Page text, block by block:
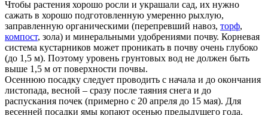
Чтобы растения хорошо росли и украшали сад, их нужно
сажать в хорошо подготовленную умеренно рыхлую,
заправленную органическими (перепревший навоз, торф,
компост, зола) и минеральными удобрениями почву. Корневая
система кустарников может проникать в почву очень глубоко
(до 1,5 м). Поэтому уровень грунтовых вод не должен быть
выше 1,5 м от поверхности почвы.
Осеннюю посадку следует проводить с начала и до окончания
листопада, весной – сразу после таяния снега и до
распускания почек (примерно с 20 апреля до 15 мая). Для
весенней посадки ямы копают осенью предыдущего года.